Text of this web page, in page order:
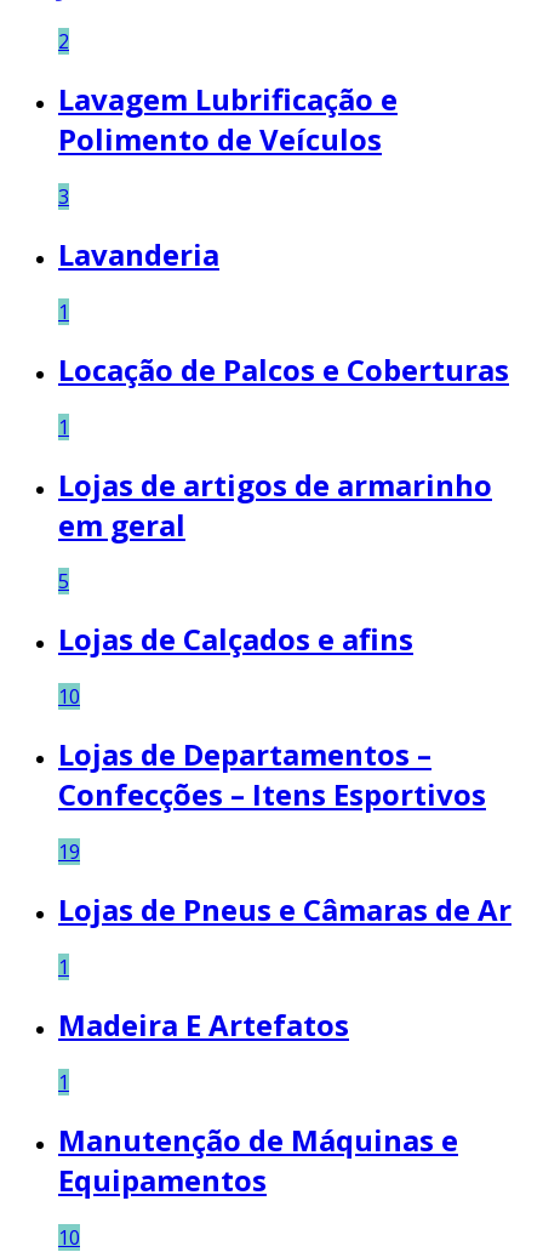
2
Lavagem Lubrificação e
Polimento de Veículos
3
Lavanderia
1
Locação de Palcos e Coberturas
1
Lojas de artigos de armarinho
em geral
5
Lojas de Calçados e afins
10
Lojas de Departamentos –
Confecções – Itens Esportivos
19
Lojas de Pneus e Câmaras de Ar
1
Madeira E Artefatos
1
Manutenção de Máquinas e
Equipamentos
10